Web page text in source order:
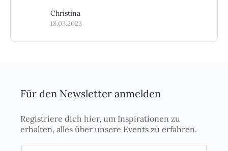
Christina
18.03.2023
Für den Newsletter anmelden
Registriere dich hier, um Inspirationen zu
erhalten, alles über unsere Events zu erfahren.